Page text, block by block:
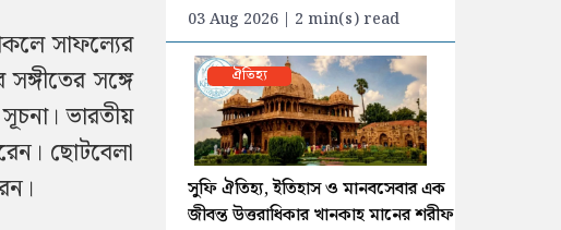
সাফল্যের
সঙ্গে
ভারতীয়
ছোটবেলা
03 Aug 2026 | 2 min(s) read
ঐতিহ্য
সুফি ঐতিহ্য, ইতিহাস ও মানবসেবার এক
জীবন্ত উত্তরাধিকার খানকাহ মানের শরীফ